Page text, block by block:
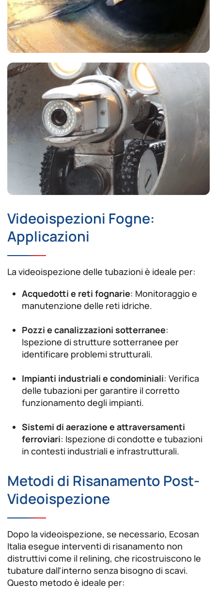
Videoispezioni Fogne:
Applicazioni
La videoispezione delle tubazioni è ideale per:
Acquedotti e reti fognarie: Monitoraggio e
manutenzione delle reti idriche.
Pozzi e canalizzazioni sotterranee:
Ispezione di strutture sotterranee per
identificare problemi strutturali.
Impianti industriali e condominiali: Verifica
delle tubazioni per garantire il corretto
funzionamento degli impianti.
Sistemi di aerazione e attraversamenti
ferroviari: Ispezione di condotte e tubazioni
in contesti industriali e infrastrutturali.
Metodi di Risanamento Post-
Videoispezione
Dopo la videoispezione, se necessario, Ecosan
Italia esegue interventi di risanamento non
distruttivi come il relining, che ricostruiscono le
tubature dall'interno senza bisogno di scavi.
Questo metodo è ideale per: